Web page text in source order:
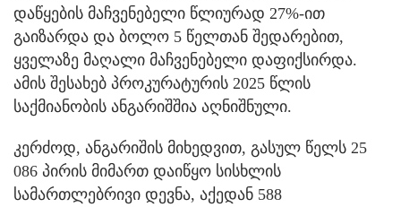
დაწყების მაჩვენებელი წლიურად 27%-ით
გაიზარდა და ბოლო 5 წელთან შედარებით,
ყველაზე მაღალი მაჩვენებელი დაფიქსირდა.
ამის შესახებ პროკურატურის 2025 წლის
საქმიანობის ანგარიშშია აღნიშნული.
კერძოდ, ანგარიშის მიხედვით, გასულ წელს 25
086 პირის მიმართ დაიწყო სისხლის
სამართლებრივი დევნა, აქედან 588